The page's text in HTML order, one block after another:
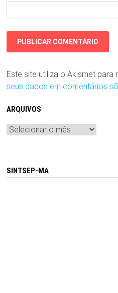
Este site utiliza o Akismet para
seus dados em comentários
ARQUIVOS
Arquivos
SINTSEP-MA